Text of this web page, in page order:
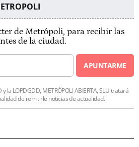
de Metrópoli, para recibir las
de la ciudad.
APUNTARME
la LOPDGDD, METRÓPOLI ABIERTA, SLU tratará
de remitirle noticias de actualidad.